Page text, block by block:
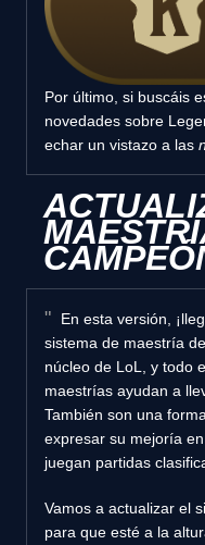
Por último, si buscáis
novedades sobre
echar un vistazo a las
En esta versión,
sistema de maestría
núcleo de LoL, y todo
maestrías ayudan a
También son una
expresar su mejoría
juegan partidas
Vamos a actualizar el
para que esté a la